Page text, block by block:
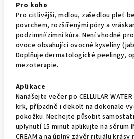
Pro koho
Pro citlivější, mdlou, zašedlou pleť
povrchem, rozšířenými póry a
podzimní/zimní kúra. Není vhodné
ovoce obsahující ovocné kyseliny
Doplňuje dermatologické peelingy,
mezoterapie.
Aplikace
Nanášejte večer po CELLULAR
krk, případně i dekolt na dokonale
pokožku. Nechejte působit
uplynutí 15 minut aplikujte na sérum
CREAM a na úplný závěr rituálu krásy